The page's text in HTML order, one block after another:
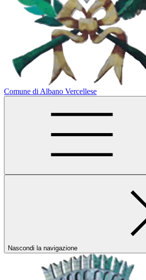
Comune di Albano Vercellese
Nascondi la navigazione